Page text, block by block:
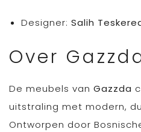
Designer: Salih
Over
De meubels van Gazzda
uitstraling met modern,
Ontworpen door